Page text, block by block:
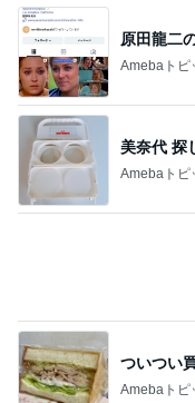
原田龍二
Amebaトピ
美奈代 探
Amebaトピ
あわてて
Amebaトピ